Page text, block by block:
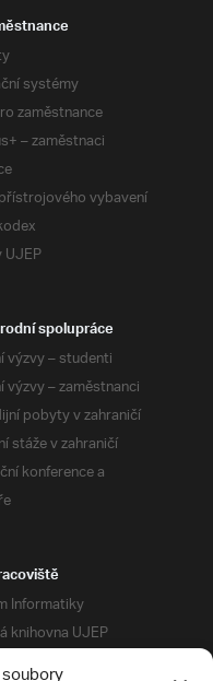
systémy
zaměstnance
– zaměstnaci
vybavení
spolupráce
výzvy – studenti
výzvy – zaměstnanci
pobyty v zahraničí
stáže v zahraničí
konference a
Informatiky
knihovna UJEP
a menz